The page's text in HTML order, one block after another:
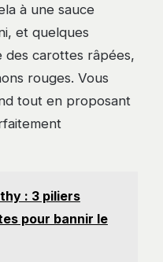
à une sauce
et quelques
des carottes râpées,
rouges. Vous
tout en proposant
: 3 piliers
pour bannir le